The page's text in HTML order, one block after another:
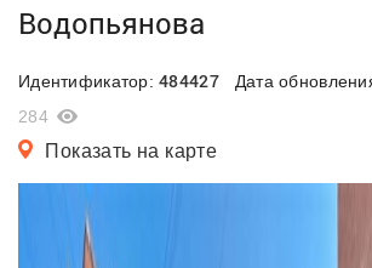
Водопьянова
Идентификатор:484427Дата
284
Показать на карте